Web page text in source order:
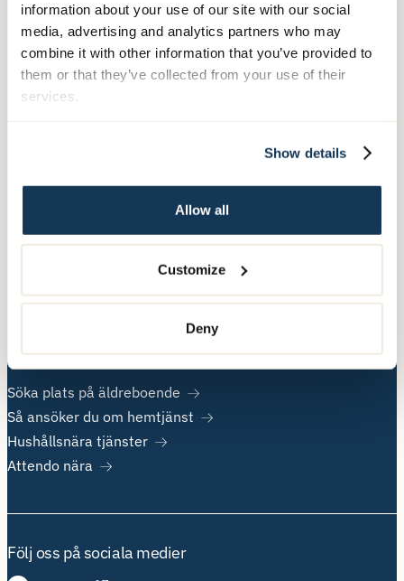
information about your use of our site with our social
media, advertising and analytics partners who may
combine it with other information that you’ve provided to
them or that they’ve collected from your use of their
services.
Show details
Allow all
Customize
Deny
Våra tjänster
Äldreboende
Jobba hos oss
Populära sidor
Söka plats på äldreboende
Så ansöker du om hemtjänst
Hushållsnära tjänster
Attendo nära
Följ oss på sociala medier